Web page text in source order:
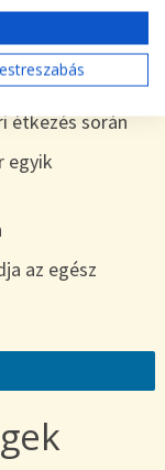
nyártól
étkezés során
egyik
az egész